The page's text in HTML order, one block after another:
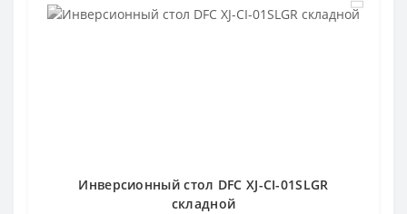
Инверсионный стол DFC XJ-CI-01SLGR
складной